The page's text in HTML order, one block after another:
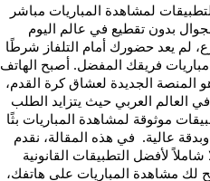
لمشاهدة المباريات مباشر
بدون تقطيع في عالم اليوم
لم يعد حضورك أمام التلفاز شرطًا
مباريات فريقك المفضل. أصبح الهاتف
المنصة الجديدة لعشاق كرة القدم،
العالم العربي حيث يتزايد الطلب
موثوقة لمشاهدة المباريات بثًا
عالية. في هذه المقالة، نقدم
شاملاً لأفضل التطبيقات القانونية
لك مشاهدة المباريات على هاتفك،